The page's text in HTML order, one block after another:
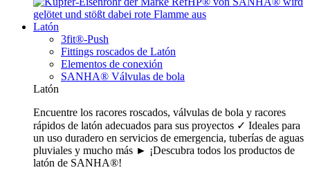
Latón
3fit®-Push
Fittings roscados de Latón
Elementos de conexión
SANHA® Válvulas de bola
Latón
Encuentre los racores roscados, válvulas de bola y racores
rápidos de latón adecuados para sus proyectos ✓ Ideales para
un uso duradero en servicios de emergencia, tuberías de aguas
pluviales y mucho más ► ¡Descubra todos los productos de
latón de SANHA®!